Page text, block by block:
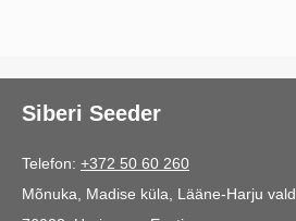
Siberi Seeder
Telefon: +372 50 60 260
Mõnuka, Madise küla, Lääne-Harju vald,